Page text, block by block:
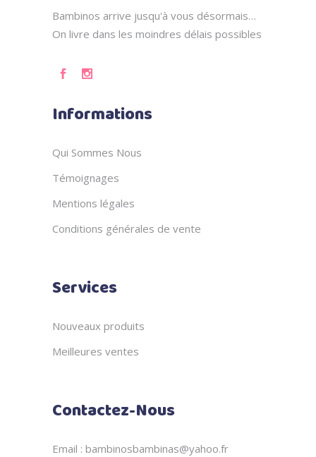
Bambinos arrive jusqu'à vous désormais…
On livre dans les moindres délais possibles
Informations
Qui Sommes Nous
Témoignages
Mentions légales
Conditions générales de vente
Services
Nouveaux produits
Meilleures ventes
Contactez-Nous
Email : bambinosbambinas@yahoo.fr